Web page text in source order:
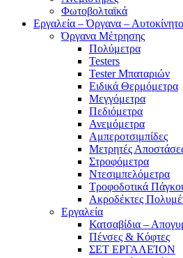
Φωτοβολταϊκά
Εργαλεία – Όργανα – Αυτοκίνητο
Όργανα Μέτρησης
Πολύμετρα
Testers
Tester Μπαταριών
Ειδικά Θερμόμετρα
Μεγγόμετρα
Πεδιόμετρα
Ανεμόμετρα
Αμπεροτσιμπίδες
Μετρητές
Στροφόμετρα
Ντεσιμπελόμετρα
Τροφοδοτικά
Ακροδέκτες
Εργαλεία
Κατσαβίδια –
Πένσες & Κόφτες
ΣΕΤ ΕΡΓΑΛΕΊΟΝ